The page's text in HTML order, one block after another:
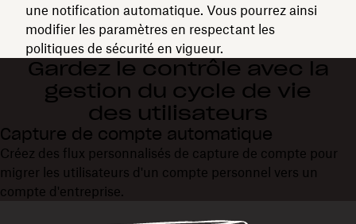
une notification automatique. Vous pourrez ainsi
modifier les paramètres en respectant les
politiques de sécurité en vigueur.
Gardez le contrôle avec la
gestion du cycle de vie
des utilisateurs
Capture de compte automatique
Créez des flux personnalisés de capture de compte pour
migrer les utilisateurs d'un compte personnel vers un
compte d'entreprise.